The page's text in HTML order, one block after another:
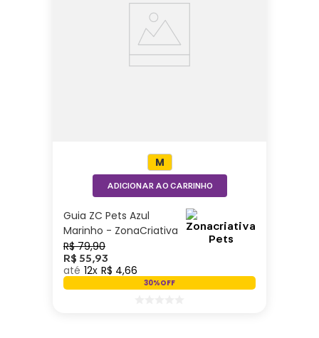
Guia ZC Pets Azul
Marinho - ZonaCriativa
R$ 79,90
R$ 55,93
12 R$ 4,66
30%OFF
M
ADICIONAR AO CARRINHO